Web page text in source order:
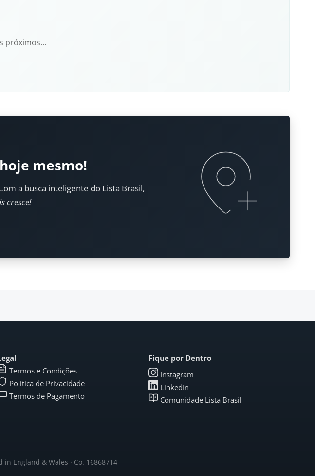
próximos...
mesmo!
a busca inteligente do Lista Brasil,
cresce!
Termos e Condições
Política de Privacidade
Termos de Pagamento
Fique por Dentro
Instagram
LinkedIn
Comunidade Lista Brasil
in England & Wales · Co. 16868714